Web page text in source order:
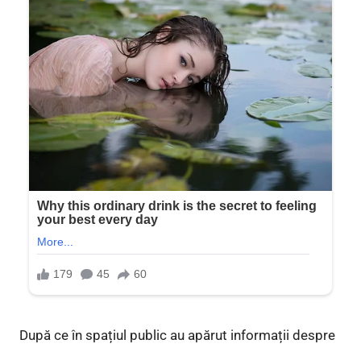
După ce în spațiul public au apărut informații despre